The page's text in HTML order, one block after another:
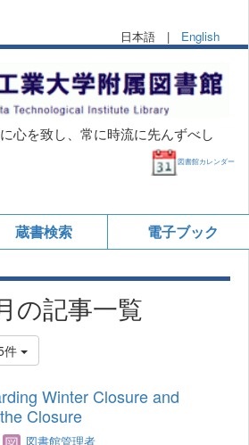
日本語 | English
心を致し、常に時流に先んずべし
図書館カレンダー
蔵書検索 電子ブック
の記事一覧
件
Winter Closure and
Closure
図書館管理者